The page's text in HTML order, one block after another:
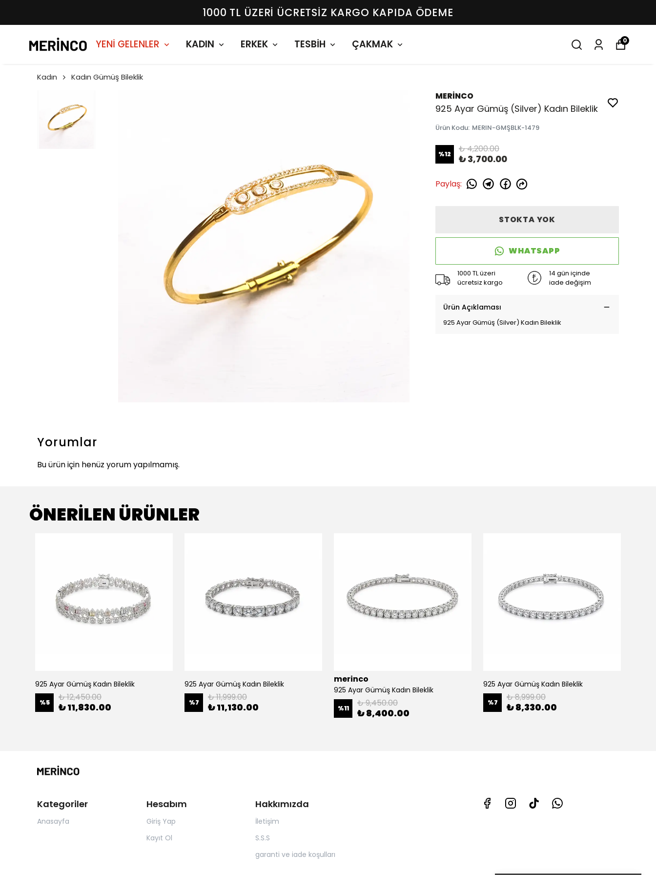
1000 TL ÜZERI ÜCRETSIZ KARGO KAPIDA ÖDEME
YENİ GELENLER KADIN ERKEK TESBİH ÇAKMAK 0
Kadın Kadın Gümüş Bileklik
MERİNCO
925 Ayar Gümüş (Silver) Kadın Bileklik
Ürün Kodu: MERIN-GMŞBLK-1479
%12 ₺ 4,200.00
₺ 3,700.00
Paylaş:
STOKTA YOK
WHATSAPP
1000 TL üzeri
ücretsiz kargo
14 gün içinde
iade değişim
Ürün Açıklaması
925 Ayar Gümüş (Silver) Kadın Bileklik
Yorumlar
Bu ürün için henüz yorum yapılmamış.
ÖNERİLEN ÜRÜNLER
925 Ayar Gümüş Kadın Bileklik
%5 ₺ 12,450.00
₺ 11,830.00
925 Ayar Gümüş Kadın Bileklik
%7 ₺ 11,999.00
₺ 11,130.00
merinco
925 Ayar Gümüş Kadın Bileklik
%11 ₺ 9,450.00
₺ 8,400.00
925 Ayar Gümüş Kadın Bileklik
%7 ₺ 8,999.00
₺ 8,330.00
Kategoriler
Anasayfa
Hesabım
Giriş Yap
Kayıt Ol
Hakkımızda
İletişim
S.S.S
garanti ve iade koşulları